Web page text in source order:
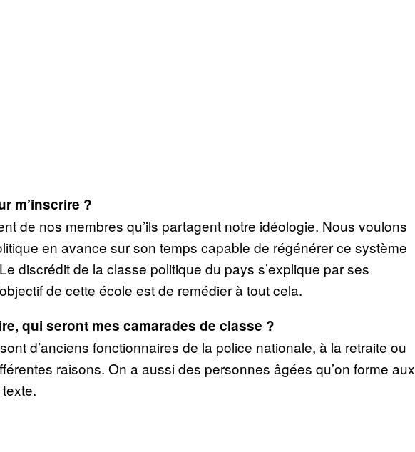
m’inscrire ?
de nos membres qu’ils partagent notre idéologie. Nous voulons
en avance sur son temps capable de régénérer ce système
discrédit de la classe politique du pays s’explique par ses
de cette école est de remédier à tout cela.
qui seront mes camarades de classe ?
d’anciens fonctionnaires de la police nationale, à la retraite ou
raisons. On a aussi des personnes âgées qu’on forme aux